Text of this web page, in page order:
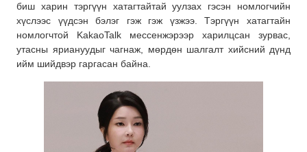
биш харин тэргүүн хатагтайтай уулзах гэсэн номлогчийн
хүслээс үүдсэн бэлэг гэж гэж үзжээ. Тэргүүн хатагтайн
номлогчтой KakaoTalk мессенжэрээр харилцсан зурвас,
утасны яриануудыг чагнаж, мөрдөн шалгалт хийсний дүнд
ийм шийдвэр гаргасан байна.